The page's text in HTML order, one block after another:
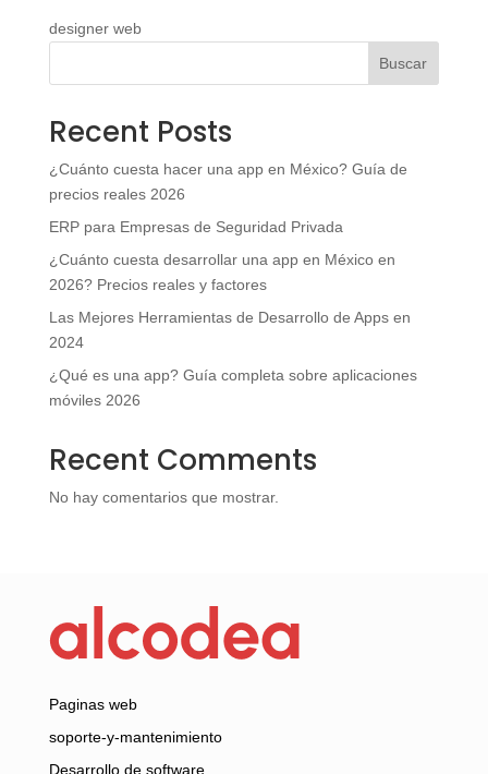
designer web
Buscar
Recent Posts
¿Cuánto cuesta hacer una app en México? Guía de
precios reales 2026
ERP para Empresas de Seguridad Privada
¿Cuánto cuesta desarrollar una app en México en
2026? Precios reales y factores
Las Mejores Herramientas de Desarrollo de Apps en
2024
¿Qué es una app? Guía completa sobre aplicaciones
móviles 2026
Recent Comments
No hay comentarios que mostrar.
Paginas web
soporte-y-mantenimiento
Desarrollo de software